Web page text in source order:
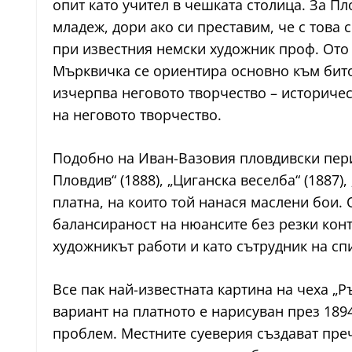
опит като учител в чешката столица. За
младеж, дори ако си преставим, че с
при известния немски художник проф.
Мърквичка се ориентира основно към
изчерпва неговото творчество –
на неговото творчество.
Подобно на Иван-Вазовия пловдивски
Пловдив“ (1888), „Циганска веселба“
платна, на които той нанася маслени бои.
балансираност на нюансите без резки
художникът работи и като сътрудник на
Все пак най-известната картина на чеха
вариант на платното е нарисуван през
проблем. Местните суеверия създават